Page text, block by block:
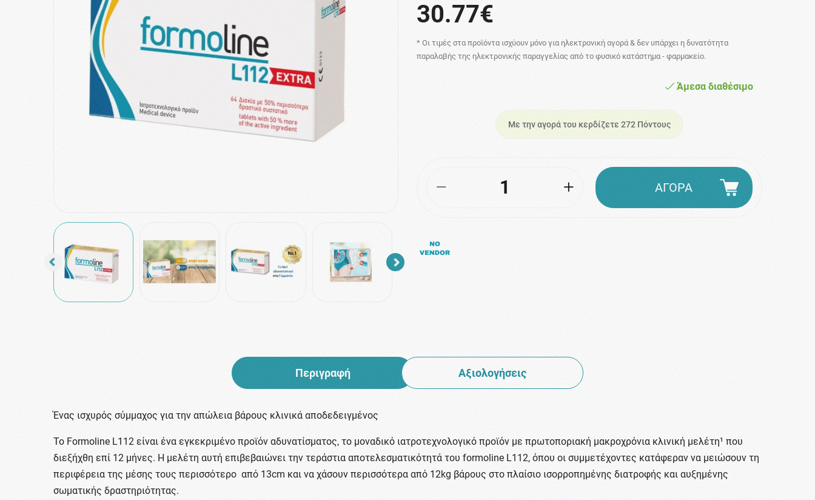
30.77€
* Οι τιμές στα προϊόντα ισχύουν μόνο για ηλεκτρονική αγορά & δεν υπάρχει η δυνατότητα
παραλαβής της ηλεκτρονικής παραγγελίας από το φυσικό κατάστημα - φαρμακείο.
Άμεσα διαθέσιμο
Με την αγορά του κερδίζετε 272 Πόντους
ΑΓΟΡΑ
Περιγραφή Αξιολογήσεις
Ένας ισχυρός σύμμαχος για την απώλεια βάρους κλινικά αποδεδειγμένος
Το Formoline L112 είναι ένα εγκεκριμένο προϊόν αδυνατίσματος, το μοναδικό ιατροτεχνολογικό προϊόν με πρωτοποριακή μακροχρόνια κλινική μελέτη¹ που
διεξήχθη επί 12 μήνες. Η μελέτη αυτή επιβεβαιώνει την τεράστια αποτελεσματικότητά του formoline L112, όπου οι συμμετέχοντες κατάφεραν να μειώσουν τη
περιφέρεια της μέσης τους περισσότερο από 13cm και να χάσουν περισσότερα από 12kg βάρους στο πλαίσιο ισορροπημένης διατροφής και αυξημένης
σωματικής δραστηριότητας.